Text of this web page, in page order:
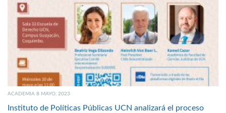
ACADEMIA 8 MAYO, 2023
Instituto de Políticas Públicas UCN analizará el proceso